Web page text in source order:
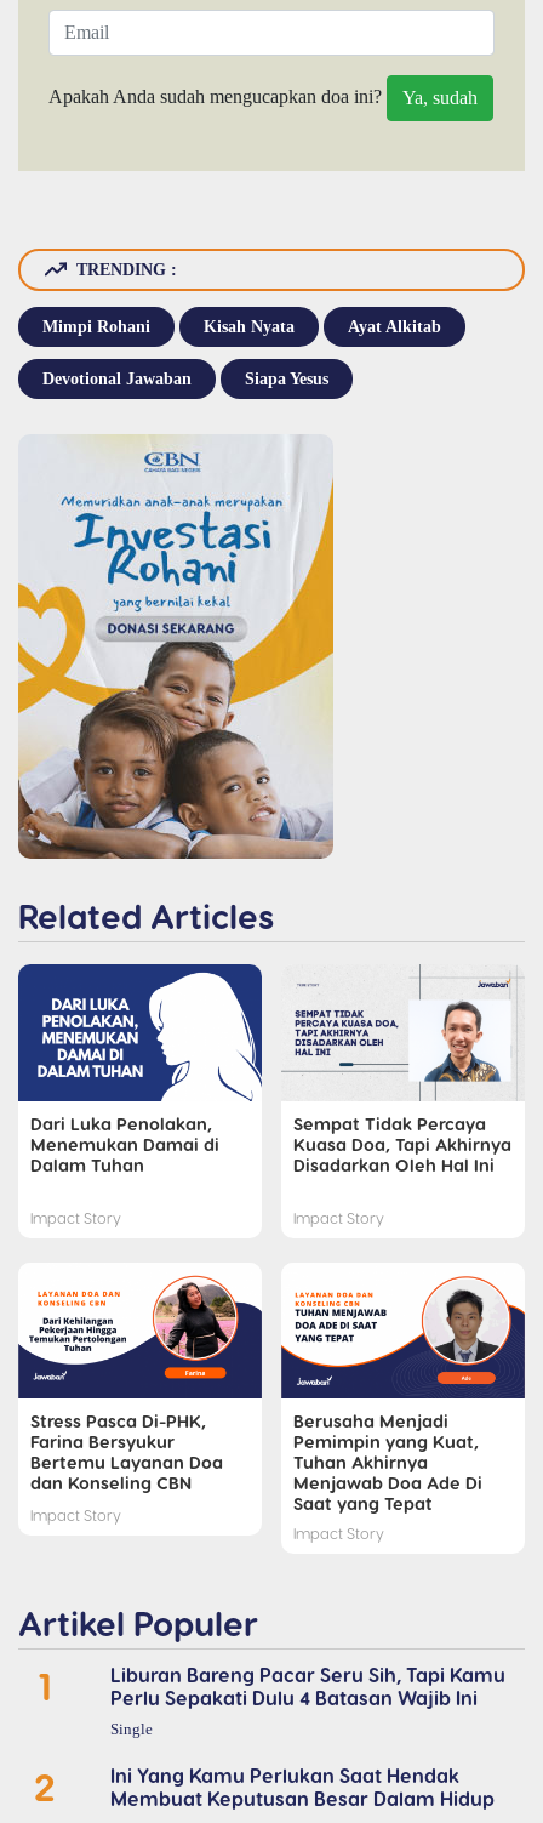
Apakah Anda sudah mengucapkan doa ini?
TRENDING :
Mimpi Rohani Kisah Nyata Ayat Alkitab
Devotional Jawaban Siapa Yesus
Related Articles
Dari Luka Penolakan,
Menemukan Damai di
Dalam Tuhan
Impact Story
Sempat Tidak Percaya
Kuasa Doa, Tapi Akhirnya
Disadarkan Oleh Hal Ini
Impact Story
Stress Pasca Di-PHK,
Farina Bersyukur
Bertemu Layanan Doa
dan Konseling CBN
Impact Story
Berusaha Menjadi
Pemimpin yang Kuat,
Tuhan Akhirnya
Menjawab Doa Ade Di
Saat yang Tepat
Impact Story
Artikel Populer
1
Liburan Bareng Pacar Seru Sih, Tapi Kamu
Perlu Sepakati Dulu 4 Batasan Wajib Ini
Single
2
Ini Yang Kamu Perlukan Saat Hendak
Membuat Keputusan Besar Dalam Hidup